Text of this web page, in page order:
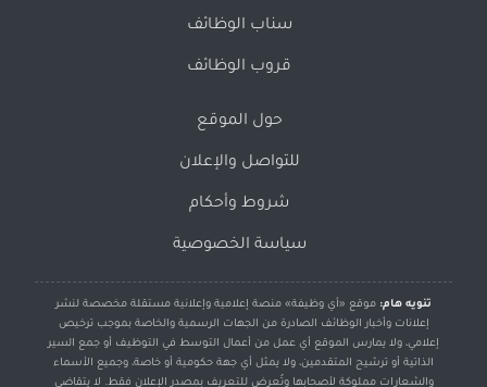
سناب الوظائف
قروب الوظائف
حول الموقع
للتواصل والإعلان
شروط وأحكام
سياسة الخصوصية
تنويه هام: موقع «أي وظيفة» منصة إعلامية وإعلانية مستقلة مخصصة لنشر
إعلانات وأخبار الوظائف الصادرة من الجهات الرسمية والخاصة بموجب ترخيص
إعلامي، ولا يمارس الموقع أي عمل من أعمال التوسط في التوظيف أو جمع السير
الذاتية أو ترشيح المتقدمين، ولا يمثل أي جهة حكومية أو خاصة، وجميع الأسماء
والشعارات مملوكة لأصحابها وتُعرض للتعريف بمصدر الإعلان فقط. لا يتقاضى